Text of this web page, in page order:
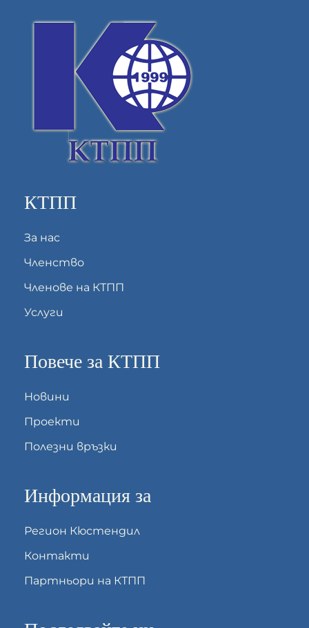
КТПП
За нас
Членство
Членове на КТПП
Услуги
Повече за КТПП
Новини
Проекти
Полезни връзки
Информация за
Регион Кюстендил
Контакти
Партньори на КТПП